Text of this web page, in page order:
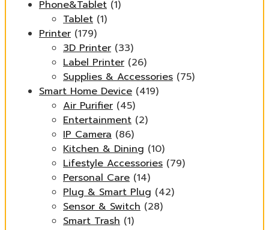
Phone&Tablet (1)
Tablet (1)
Printer (179)
3D Printer (33)
Label Printer (26)
Supplies & Accessories (75)
Smart Home Device (419)
Air Purifier (45)
Entertainment (2)
IP Camera (86)
Kitchen & Dining (10)
Lifestyle Accessories (79)
Personal Care (14)
Plug & Smart Plug (42)
Sensor & Switch (28)
Smart Trash (1)